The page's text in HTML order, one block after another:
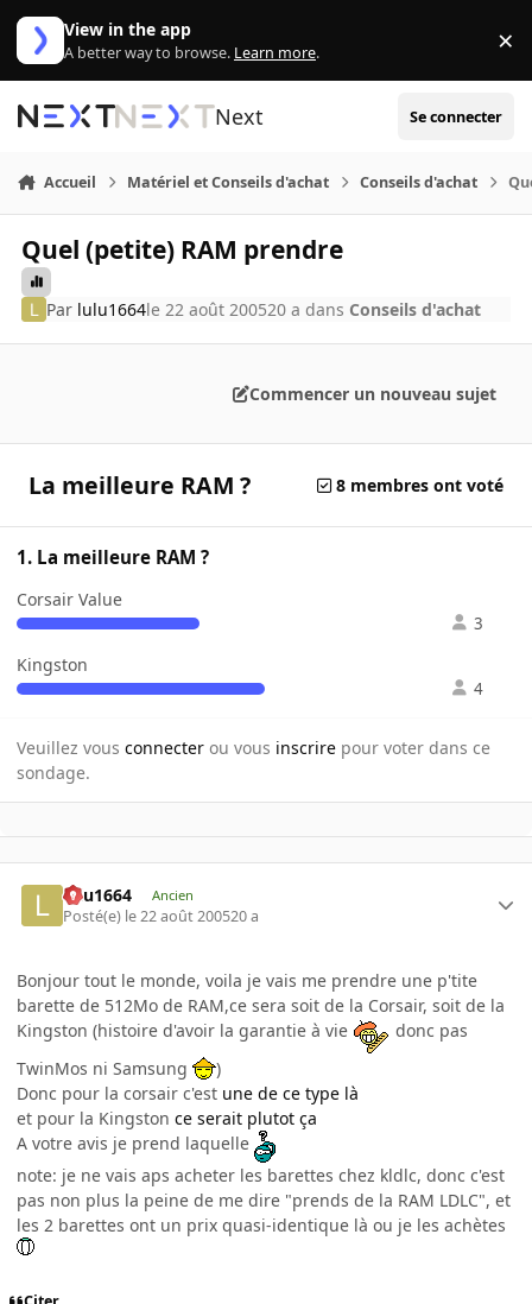
Aller au contenu
View in the app
A better way to browse. Learn more. ×
Next Se connecter
Accueil Matériel et Conseils d'achat Conseils d'achat
Quel (petite) RAM prendre
Par lulu1664le 22 août 200520 a dans Conseils d'achat
Commencer un nouveau sujet
La meilleure RAM ? 8 membres ont voté
1. La meilleure RAM ?
Corsair Value
3
Kingston
4
Veuillez vous connecter ou vous inscrire pour voter dans ce
sondage.
lulu1664 Ancien
Posté(e) le 22 août 200520 a
Bonjour tout le monde, voila je vais me prendre une p'tite
barette de 512Mo de RAM,ce sera soit de la Corsair, soit de la
Kingston (histoire d'avoir la garantie à vie
donc pas
TwinMos ni Samsung
)
Donc pour la corsair c'est une de ce type là
et pour la Kingston ce serait plutot ça
A votre avis je prend laquelle
note: je ne vais aps acheter les barettes chez kldlc, donc c'est
pas non plus la peine de me dire "prends de la RAM LDLC", et
les 2 barettes ont un prix quasi-identique là ou je les achètes